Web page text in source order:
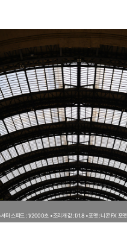
셔터 스피드 : 1/2000초 •조리개 값 : f/1.8 •포맷 : 니콘 FX 포맷